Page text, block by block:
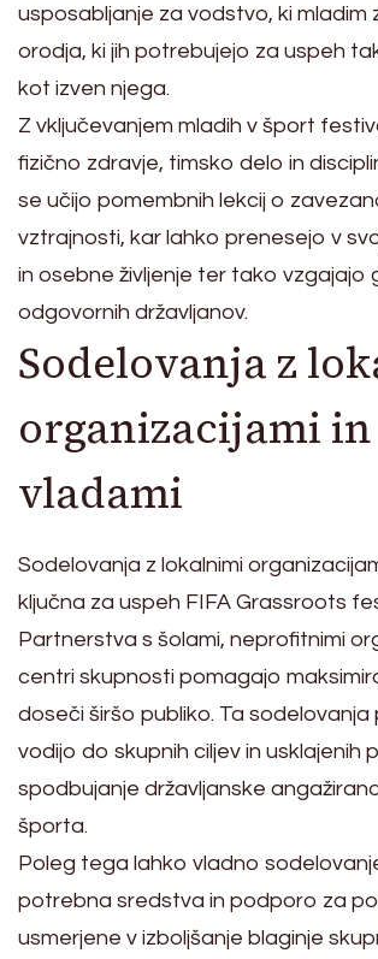
usposabljanje za vodstvo, ki mladim
orodja, ki jih potrebujejo za uspeh
kot izven njega.
Z vključevanjem mladih v šport
fizično zdravje, timsko delo in
se učijo pomembnih lekcij o
vztrajnosti, kar lahko prenesejo v
in osebne življenje ter tako vzgajajo
odgovornih državljanov.
Sodelovanja z
organizacijami in
vladami
Sodelovanja z lokalnimi
ključna za uspeh FIFA Grassroots
Partnerstva s šolami, neprofitnimi
centri skupnosti pomagajo
doseči širšo publiko. Ta
vodijo do skupnih ciljev in usklajenih
spodbujanje državljanske
športa.
Poleg tega lahko vladno
potrebna sredstva in podporo za
usmerjene v izboljšanje blaginje